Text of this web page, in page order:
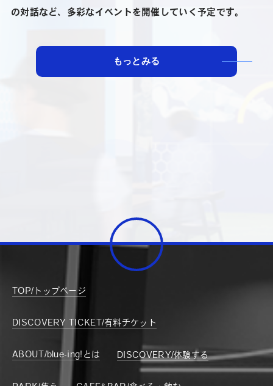
の対話など、多彩なイベントを開催していく予定です。
もっとみる
TOP/トップページ
DISCOVERY TICKET/有料チケット
ABOUT/blue-ing!とは DISCOVERY/体験する